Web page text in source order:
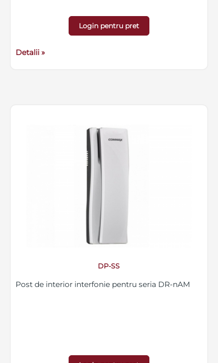
Login pentru pret
Detalii »
DP-SS
Post de interior interfonie pentru seria DR-nAM